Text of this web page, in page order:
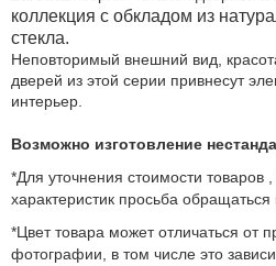
коллекция с обкладом из
стекла.
Неповторимый внешний вид,
дверей из этой серии привнесут
интерьер.
Возможно изготовление
*Для уточнения стоимости товаров
характеристик просьба обращаться
*Цвет товара может отличаться от
фотографии, в том числе это